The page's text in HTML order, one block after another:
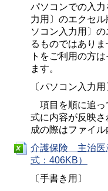
パソコンでの入
力用〕のエクセ
ソコン入力用〕
るものではあり
トをご利用の方
ます。
〔パソコン入力用
項目を順に追っ
式に内容が反映
成の際はファイル
介護保険 主治医
式：406KB）
〔手書き用〕